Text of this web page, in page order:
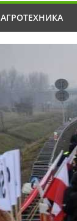
АГРОТЕХНИКА